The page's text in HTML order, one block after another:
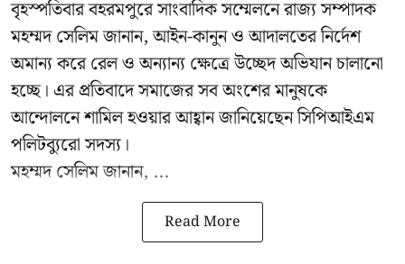
বৃহস্পতিবার বহরমপুরে সাংবাদিক সম্মেলনে রাজ্য সম্পাদক
মহম্মদ সেলিম জানান, আইন-কানুন ও আদালতের নির্দেশ
অমান্য করে রেল ও অন্যান্য ক্ষেত্রে উচ্ছেদ অভিযান চালানো
হচ্ছে। এর প্রতিবাদে সমাজের সব অংশের মানুষকে
আন্দোলনে শামিল হওয়ার আহ্বান জানিয়েছেন সিপিআইএম
পলিটব্যুরো সদস্য।
মহম্মদ সেলিম জানান, ...
Read More